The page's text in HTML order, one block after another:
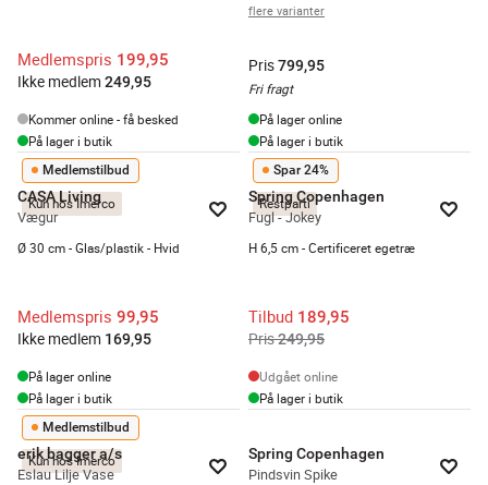
Medlemspris 199,95
Ikke medlem 249,95
Kommer online - få besked
På lager i butik
flere varianter
Pris799,95
Fri fragt
På lager online
På lager i butik
Kun hos Imerco
Medlemstilbud
CASA Living
Vægur
Ø 30 cm - Glas/plastik - Hvid
Medlemspris 99,95
Ikke medlem 169,95
På lager online
På lager i butik
Restparti
Spar 24%
Spring Copenhagen
Fugl - Jokey
H 6,5 cm - Certificeret egetræ
Tilbud 189,95
Pris249,95
Udgået online
På lager i butik
Kun hos Imerco
Medlemstilbud
erik bagger a/s
Eslau Lilje Vase
Spring Copenhagen
Pindsvin Spike